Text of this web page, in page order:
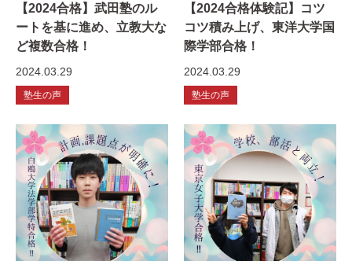
【2024合格】武田塾のル
ートを基に進め、立教大な
ど複数合格！
2024.03.29
塾生の声
【2024合格体験記】コツ
コツ積み上げ、東洋大学国
際学部合格！
2024.03.29
塾生の声